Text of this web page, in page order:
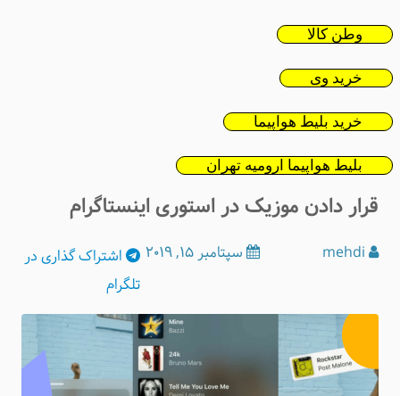
وطن کالا
خرید وی
خرید بلیط هواپیما
بلیط هواپیما ارومیه تهران
قرار دادن موزیک در استوری اینستاگرام
سپتامبر 15, 2019 اشتراکگذاری در
تلگرام